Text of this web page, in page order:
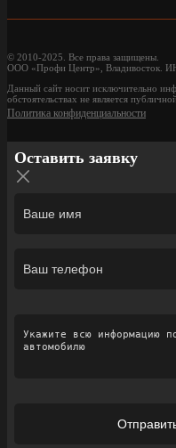
© 2010-2025. Все права защищены.
ООО «Профи Центр», Владивосток.
Данный сайт носит исключительно
обстоятельствах не является
Политика конфиденциальности
Оставить заявку